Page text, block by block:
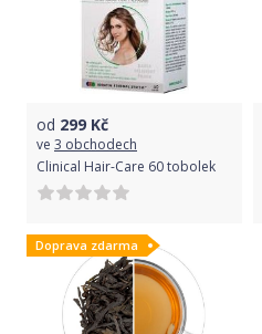
od 299 Kč
ve 3 obchodech
Clinical Hair-Care 60 tobolek
Doprava zdarma